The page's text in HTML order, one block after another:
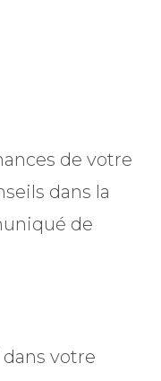
de votre
dans la
de
votre